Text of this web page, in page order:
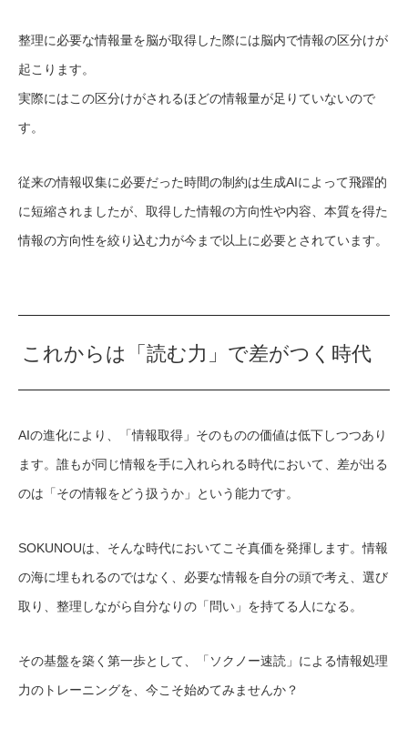
整理に必要な情報量を脳が取得した際には脳内で情報の区分けが
起こります。
実際にはこの区分けがされるほどの情報量が足りていないので
す。
従来の情報収集に必要だった時間の制約は生成AIによって飛躍的
に短縮されましたが、取得した情報の方向性や内容、本質を得た
情報の方向性を絞り込む力が今まで以上に必要とされています。
これからは「読む力」で差がつく時代
AIの進化により、「情報取得」そのものの価値は低下しつつあり
ます。誰もが同じ情報を手に入れられる時代において、差が出る
のは「その情報をどう扱うか」という能力です。
SOKUNOUは、そんな時代においてこそ真価を発揮します。情報
の海に埋もれるのではなく、必要な情報を自分の頭で考え、選び
取り、整理しながら自分なりの「問い」を持てる人になる。
その基盤を築く第一歩として、「ソクノー速読」による情報処理
力のトレーニングを、今こそ始めてみませんか？